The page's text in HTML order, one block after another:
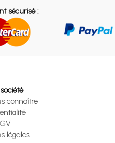
sécurisé :
connaître
légales